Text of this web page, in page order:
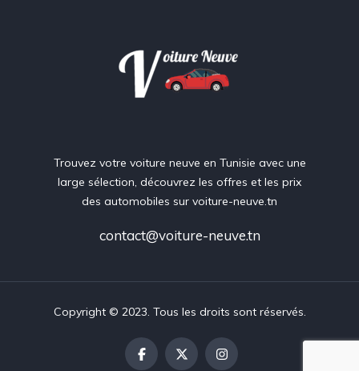
Trouvez votre voiture neuve en Tunisie avec une
large sélection, découvrez les offres et les prix
des automobiles sur voiture-neuve.tn
contact@voiture-neuve.tn
Copyright © 2023. Tous les droits sont réservés.